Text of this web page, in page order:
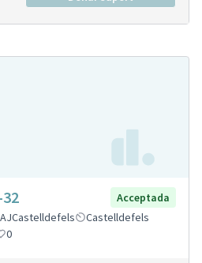
Acceptada
Castelldefels
0